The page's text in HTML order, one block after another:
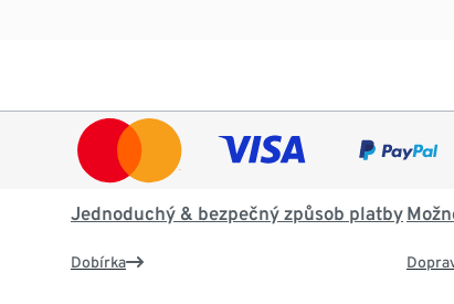
Jednoduchý & bezpečný způsob platby
Dobírka